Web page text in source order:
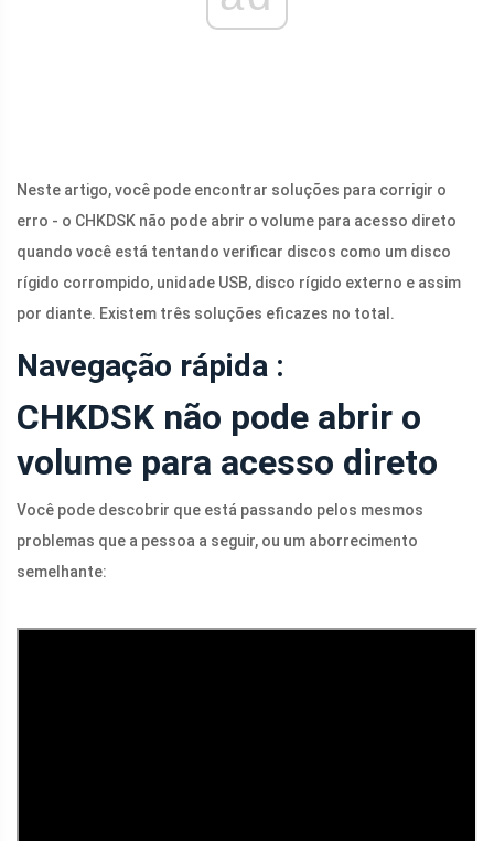
Neste artigo, você pode encontrar soluções para corrigir o
erro - o CHKDSK não pode abrir o volume para acesso direto
quando você está tentando verificar discos como um disco
rígido corrompido, unidade USB, disco rígido externo e assim
por diante. Existem três soluções eficazes no total.
Navegação rápida :
CHKDSK não pode abrir o
volume para acesso direto
Você pode descobrir que está passando pelos mesmos
problemas que a pessoa a seguir, ou um aborrecimento
semelhante: